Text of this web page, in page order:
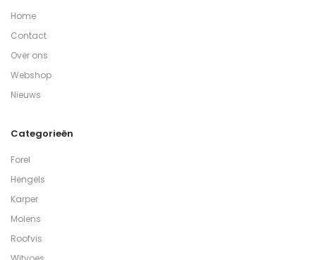
Home
Contact
Over ons
Webshop
Nieuws
Categorieën
Forel
Hengels
Karper
Molens
Roofvis